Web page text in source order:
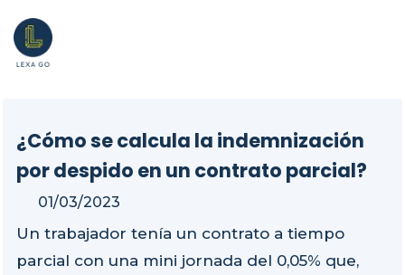
¿Cómo se calcula la indemnización
por despido en un contrato parcial?
01/03/2023
Un trabajador tenía un contrato a tiempo
parcial con una mini jornada del 0,05% que,